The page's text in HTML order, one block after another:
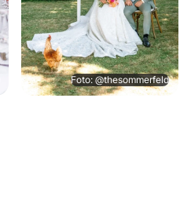
Foto: @thesommerfeld